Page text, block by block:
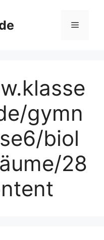
Menü
gymn
biol
28